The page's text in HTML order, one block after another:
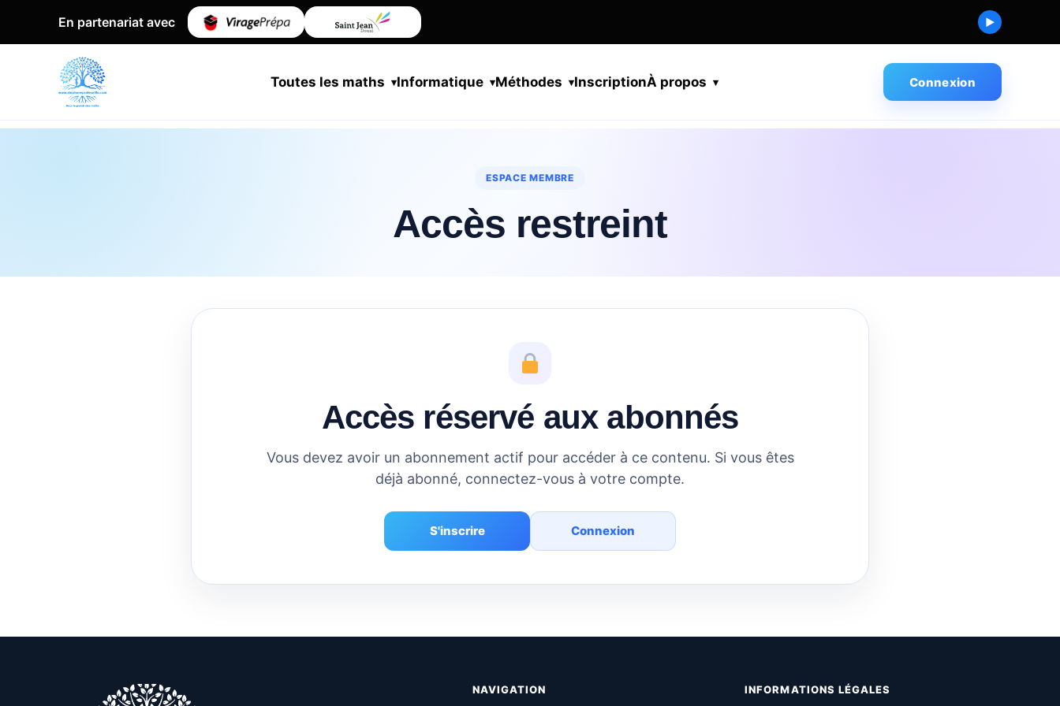
En partenariat avec ▶
Toutes les maths Informatique Méthodes InscriptionÀ propos Connexion
ESPACE MEMBRE
Accès restreint
Accès réservé aux abonnés
Vous devez avoir un abonnement actif pour accéder à ce contenu. Si vous êtes
déjà abonné, connectez-vous à votre compte.
S'inscrire Connexion
NAVIGATION INFORMATIONS LÉGALES